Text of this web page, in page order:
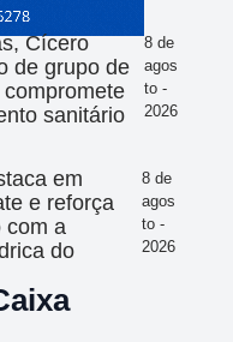
Cícero
de grupo de
sanitário
8 de
agos
to -
2026
em
e reforça
com a
do
8 de
agos
to -
2026